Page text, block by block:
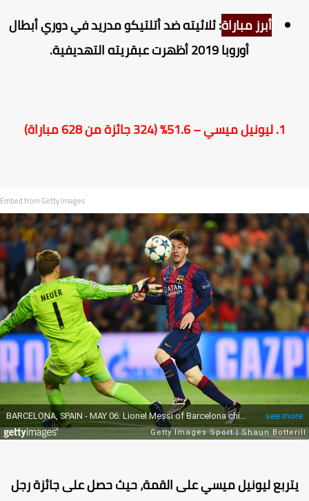
أبرز مباراة: ثلاثيته ضد أتلتيكو مدريد في دوري أبطال
أوروبا 2019 أظهرت عبقريته التهديفية.
Embed from Getty Images
ليونيل ميسي على القمة، حيث حصل على جائزة رجل